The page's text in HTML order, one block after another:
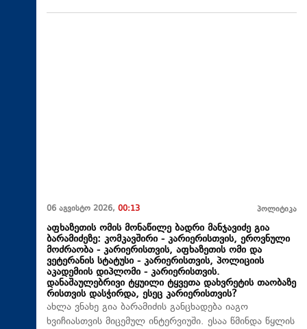
06 აგვისტო 2026, 00:13 პოლიტიკა
აფხაზეთის ომის მონაწილე ბადრი მანჯავიძე გია
ბარამიძეზე: კომკავშირი - კარიერისთვის, ეროვნული
მოძრაობა - კარიერისთვის, აფხაზეთის ომი და
ვეტერანის სტატუსი - კარიერისთვის, პოლიციის
აკადემიის დიპლომი - კარიერისთვის.
დანაშაულებრივი ტყუილი ტყვეთა დახვრეტის თაობაზე
რისთვის დასჭირდა, ესეც კარიერისთვის?
ახლა ვნახე გია ბარამიძის განცხადება იაგო
ხვიჩიასთვის მიცემულ ინტერვიუში. ესაა წმინდა წყლის